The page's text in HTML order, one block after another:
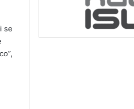
se